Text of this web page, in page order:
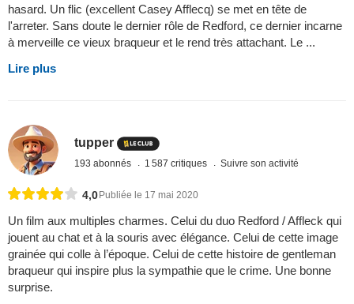
hasard. Un flic (excellent Casey Afflecq) se met en tête de
l'arreter. Sans doute le dernier rôle de Redford, ce dernier incarne
à merveille ce vieux braqueur et le rend très attachant. Le ...
Lire plus
tupper
193 abonnés 1 587 critiques Suivre son activité
4,0 Publiée le 17 mai 2020
Un film aux multiples charmes. Celui du duo Redford / Affleck qui
jouent au chat et à la souris avec élégance. Celui de cette image
grainée qui colle à l’époque. Celui de cette histoire de gentleman
braqueur qui inspire plus la sympathie que le crime. Une bonne
surprise.